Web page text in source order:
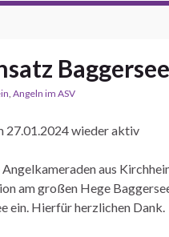
, Angeln im ASV
27.01.2024 wieder aktiv
aus
am großen Hege
ein. Hierfür herzlichen Dank.